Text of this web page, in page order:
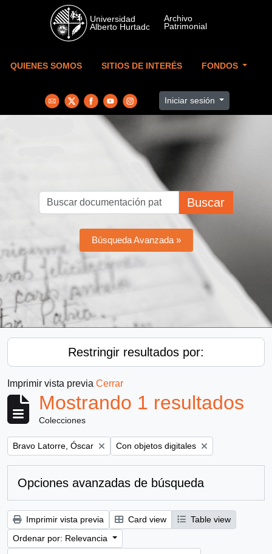
Skip to main content
QUIENES SOMOS SITIOS DE INTERÉS FONDOS
Iniciar sesión
Buscar
Búsqueda Avanzada »
Restringir resultados por:
Imprimir vista previa Cerrar
Mostrando 1 resultados
Colecciones
Remove filter:
Bravo Latorre, Óscar Remove filter:
Con objetos digitales
Opciones avanzadas de búsqueda
Imprimir vista previa Card view
Table view
Ordenar por: Relevancia